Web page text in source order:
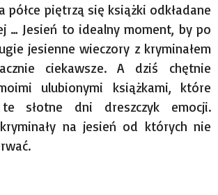
półce piętrzą się książki odkładane
… Jesień to idealny moment, by po
jesienne wieczory z kryminałem
ciekawsze. A dziś chętnie
ulubionymi książkami, które
słotne dni dreszczyk emocji.
na jesień od których nie